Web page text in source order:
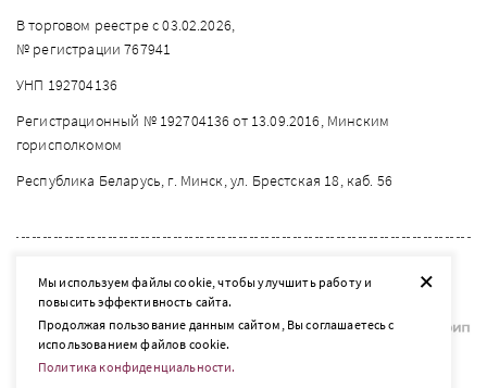
+
Мы используем файлы cookie, чтобы улучшить работу и
повысить эффективность сайта.
Продолжая пользование данным сайтом, Вы соглашаетесь с
использованием файлов cookie.
Политика конфиденциальности.
В торговом реестре с 03.02.2026,
№ регистрации 767941
УНП 192704136
Регистрационный № 192704136 от 13.09.2016, Минским
горисполкомом
Республика Беларусь, г. Минск, ул. Брестская 18, каб. 56
Разработка сайта — SLAM